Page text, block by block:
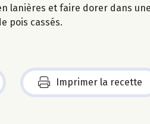
lanières et faire dorer dans
pois cassés.
Imprimer la recette